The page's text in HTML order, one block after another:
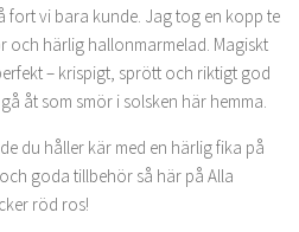
fort vi bara kunde. Jag tog en kopp te
och härlig hallonmarmelad. Magiskt
– krispigt, sprött och riktigt god
åt som smör i solsken här hemma.
du håller kär med en härlig fika på
goda tillbehör så här på Alla
röd ros!